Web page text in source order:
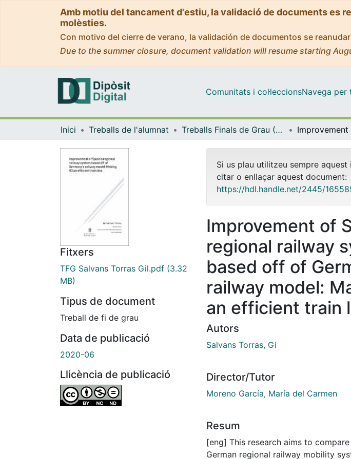
Amb motiu del tancament d'estiu, la validació de documents es
molèsties.
Con motivo del cierre de verano, la validación de documentos se
Due to the summer closure, document validation will resume starting
Comunitats i col·leccionsNavega per
Inici Treballs de l'alumnat Treballs Finals de Grau (TFG) - Geografia
Fitxers
TFG Salvans Torras Gil.pdf (3.32
MB)
Tipus de document
Treball de fi de grau
Data de publicació
2020-06
Llicència de publicació
Si us plau utilitzeu sempre
citar o enllaçar aquest document:
https://hdl.handle.net/2445/
Improvement of
regional railway
based off of
railway model:
an efficient train
Autors
Salvans Torras, Gi
Director/Tutor
Moreno García, María del Carmen
Resum
[eng] This research aims to
German regional railway mobility